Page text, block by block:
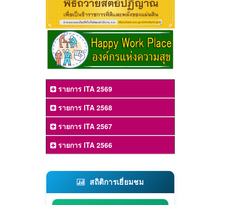
รายการ ITA 2569
รายการ ITA 2568
รายการ ITA 2567
รายการ ITA 2566
สถิติการเยี่ยมชม